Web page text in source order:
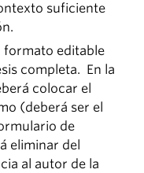
suficiente
formato editable
completa. En la
colocar el
(deberá ser el
de
eliminar del
al autor de la